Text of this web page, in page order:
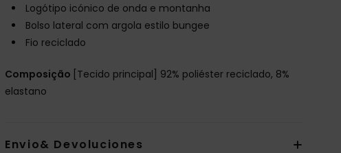
Logótipo icónico de onda e montanha
Bolso lateral com argola estilo bungee
Fio reciclado
Composição [Tecido principal] 92% poliéster reciclado, 8%
elastano
Envio& Devoluciones